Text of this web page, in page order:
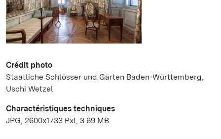
Crédit photo
Staatliche Schlösser und Gärten Baden-Württemberg,
Uschi Wetzel
Charactéristiques techniques
JPG, 2600x1733 Pxl, 3.69 MB